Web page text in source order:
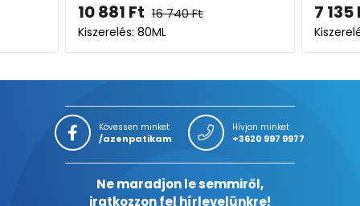
7 135 Ft 10 977
Kiszerelés: 40ML
5
Kövessen minket
/azenpatikam
Hívjon minket
+3620 997 9977
Ne maradjon le semmiről,
iratkozzon fel hírlevelünkre!